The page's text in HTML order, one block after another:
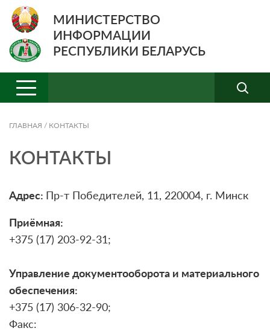
МИНИСТЕРСТВО
ИНФОРМАЦИИ
РЕСПУБЛИКИ БЕЛАРУСЬ
ГЛАВНАЯ / КОНТАКТЫ
КОНТАКТЫ
Адрес: Пр-т Победителей, 11, 220004, г. Минск
Приёмная:
+375 (17) 203-92-31;
Управление документооборота и материального
обеспечения:
+375 (17) 306-32-90;
Факс: